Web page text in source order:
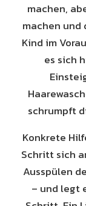
machen,
machen und
Kind im
es sich
schrumpft
Konkrete
Schritt sich
Ausspülen
– und legt